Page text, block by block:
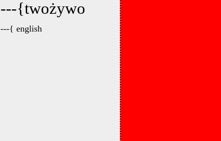
---{twożywo
---{ english